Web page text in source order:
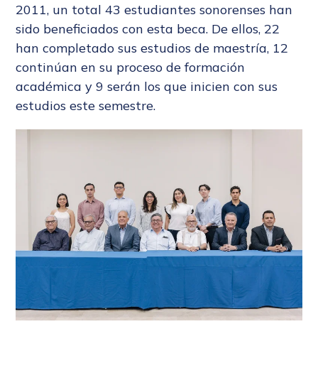
2011, un total 43 estudiantes sonorenses han
sido beneficiados con esta beca. De ellos, 22
han completado sus estudios de maestría, 12
continúan en su proceso de formación
académica y 9 serán los que inicien con sus
estudios este semestre.